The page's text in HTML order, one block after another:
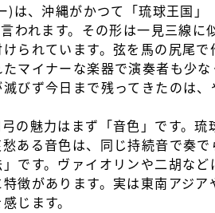
)は、沖縄がかつて「琉球王国
われます。その形は一見三線
られています。弦を馬の尻尾
マイナーな楽器で演奏者も少
びず今日まで残ってきたのは
の魅力はまず「音色」です。
ある音色は、同じ持続音で奏
です。ヴァイオリンや二胡な
徴があります。実は東南アジ
じます。